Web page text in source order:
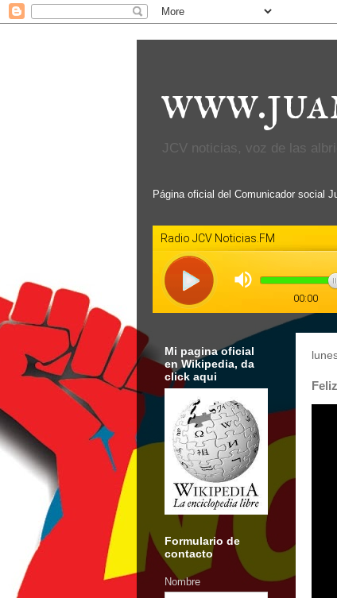
JCV noticias, voz de las
Página oficial del Comunicador social
Mi pagina oficial
en Wikipedia, da
click aqui
Formulario de
contacto
Nombre